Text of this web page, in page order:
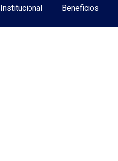
Institucional Beneficios